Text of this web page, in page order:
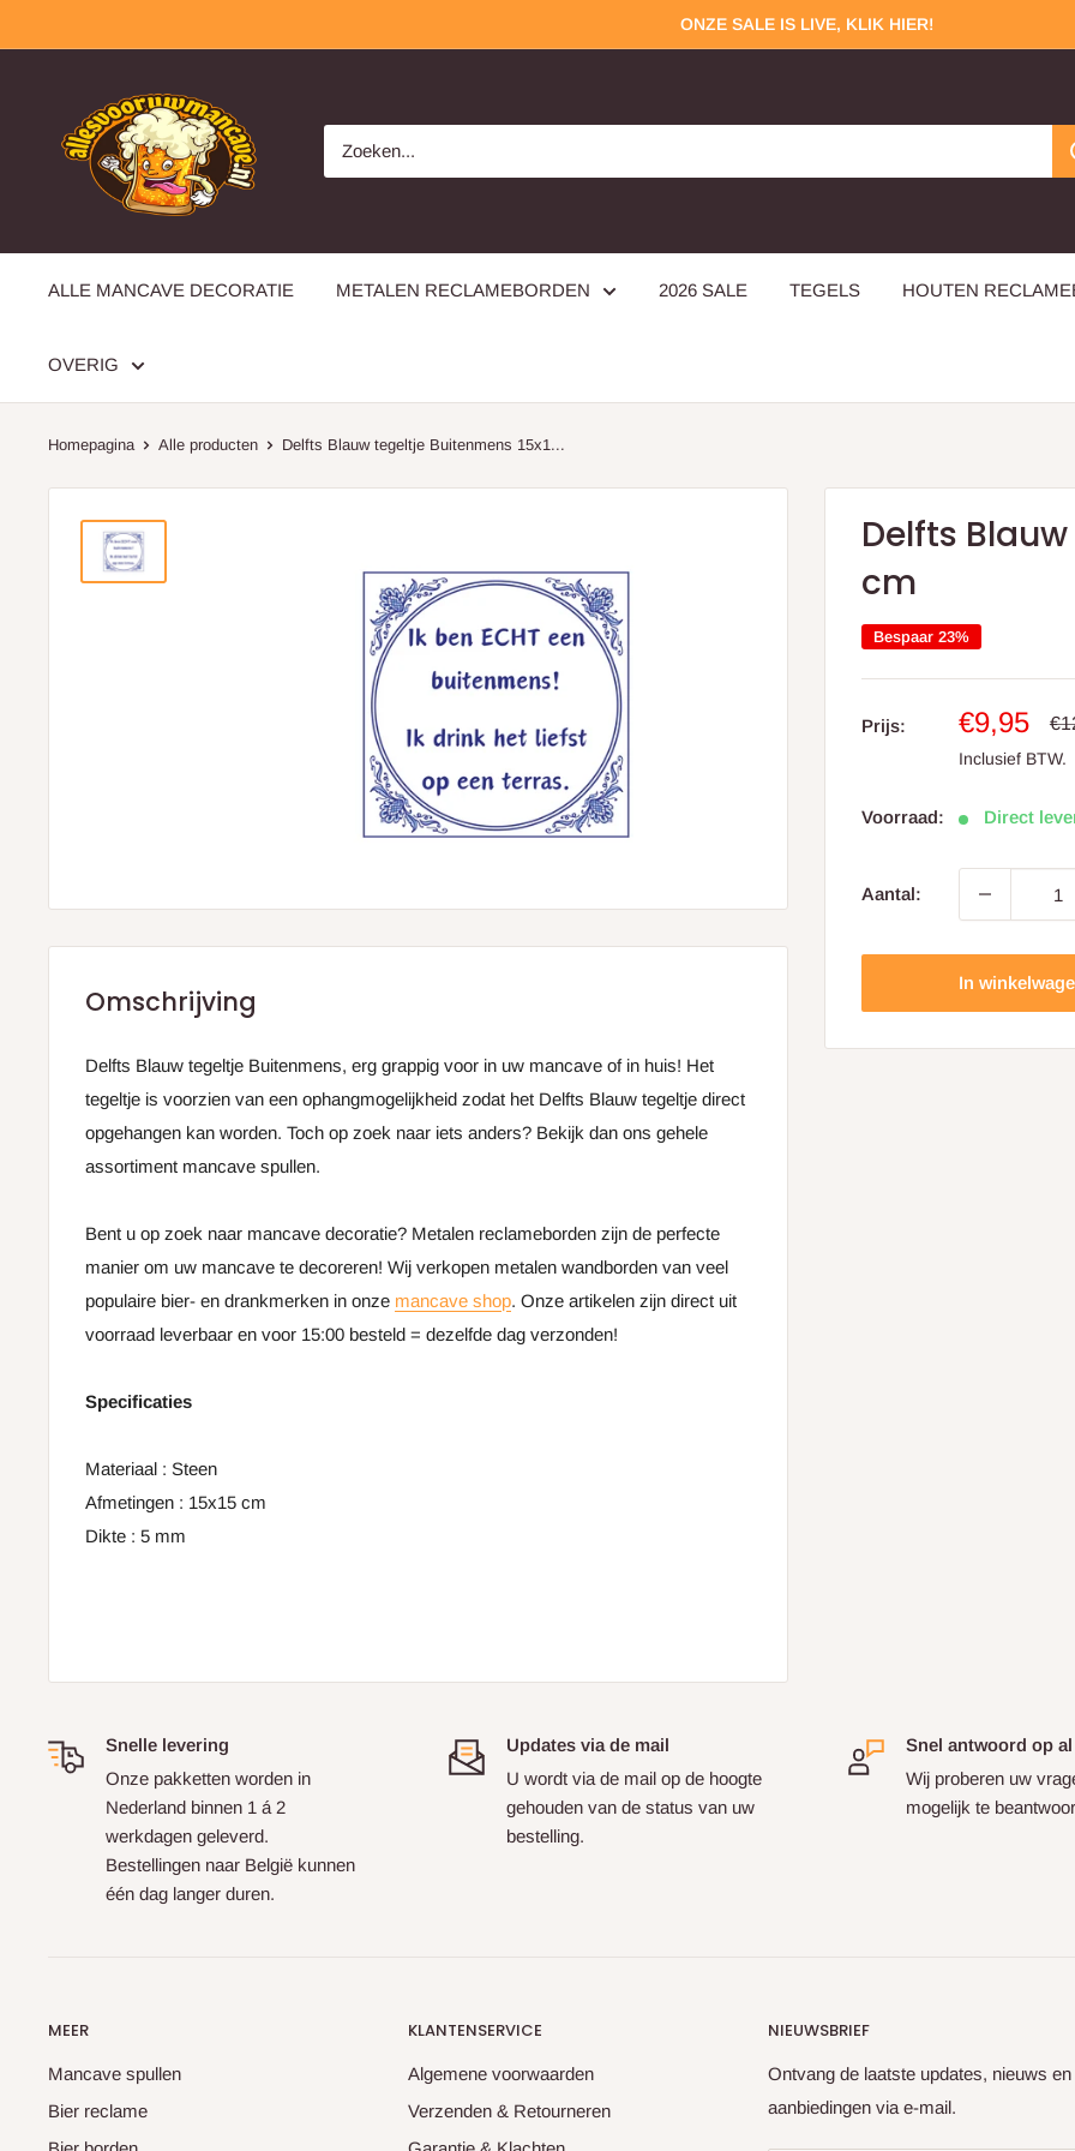
ONZE SALE IS LIVE, KLIK HIER!
ALLE MANCAVE DECORATIE METALEN RECLAMEBORDEN 2026 SALE TEGELS HOUTEN
OVERIG
Homepagina Alle producten Delfts Blauw tegeltje Buitenmens 15x1...
Delfts
cm
Bespaar 23%
Prijs: €9,95
Inclusief BTW.
Voorraad: Direct
Aantal:
In
Omschrijving
Delfts Blauw tegeltje Buitenmens, erg grappig voor in uw mancave of in huis! Het
tegeltje is voorzien van een ophangmogelijkheid zodat het Delfts Blauw tegeltje direct
opgehangen kan worden. Toch op zoek naar iets anders? Bekijk dan ons gehele
assortiment mancave spullen.
Bent u op zoek naar mancave decoratie? Metalen reclameborden zijn de perfecte
manier om uw mancave te decoreren! Wij verkopen metalen wandborden van veel
populaire bier- en drankmerken in onze mancave shop. Onze artikelen zijn direct uit
voorraad leverbaar en voor 15:00 besteld = dezelfde dag verzonden!
Specificaties
Materiaal : Steen
Afmetingen : 15x15 cm
Dikte : 5 mm
Snelle levering
Onze pakketten worden in
Nederland binnen 1 á 2
werkdagen geleverd.
Bestellingen naar België kunnen
één dag langer duren.
Updates via de mail
U wordt via de mail op de hoogte
gehouden van de status van uw
bestelling.
Snel antwoord op
Wij proberen uw
mogelijk te
MEER
Mancave spullen
Bier reclame
KLANTENSERVICE
Algemene voorwaarden
Verzenden & Retourneren
NIEUWSBRIEF
Ontvang de laatste updates, nieuws en
aanbiedingen via e-mail.